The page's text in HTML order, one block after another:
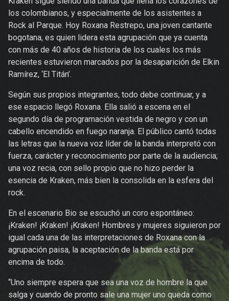
los colombianos, y especialmente de los asistentes a
Rock al Parque. Hoy Roxana Restrepo, una joven cantante
bogotana, es quien lidera esta agrupación que ya cuenta
con más de 40 años de historia de los cuales los más
recientes estuvieron marcados por la desaparición de Elkin
Ramírez, ‘El Titán’.
Según sus propios integrantes, todo debe continuar, y a
ese espacio llegó Roxana. Ella salió a escena en el
segundo día de programación vestida de negro y con un
cabello encendido en fuego naranja. El público cantó todas
las letras que la nueva voz líder de la banda interpretó con
fuerza, carácter y reconocimiento por parte de la audiencia;
una voz recia, con sello propio que no hizo perder la
esencia de Kraken, más bien la consolida en la esfera del
rock.
En el escenario Bio se escuchó un coro espontáneo:
¡Kraken! ¡Kraken! ¡Kraken! Hombres y mujeres siguieron por
igual cada una de las interpretaciones de Roxana con la
agrupación paisa, la aceptación de la banda está por
encima de todo.
“Uno siempre espera que sea una voz de hombre la que
salga y cuando de pronto sale una mujer uno queda como